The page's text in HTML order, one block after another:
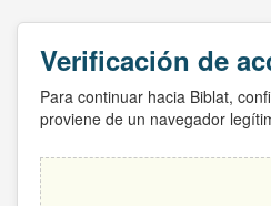
Verificación de
Para continuar hacia Biblat,
proviene de un navegador